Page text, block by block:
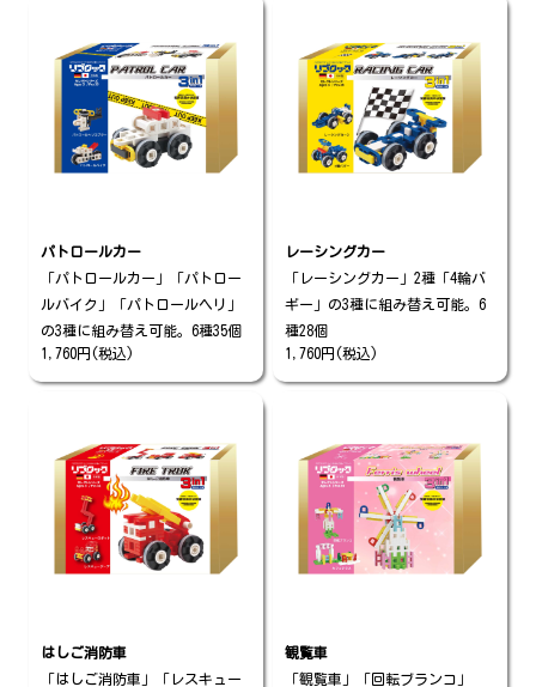
パトロールカー
「パトロールカー」「パトロー
ルバイク」「パトロールヘリ」
の3種に組み替え可能。6種35個
1,760円(税込)
レーシングカー
「レーシングカー」2種「4輪バ
ギー」の3種に組み替え可能。6
種28個
1,760円(税込)
はしご消防車
「はしご消防車」「レスキュー
観覧車
「観覧車」「回転ブランコ」